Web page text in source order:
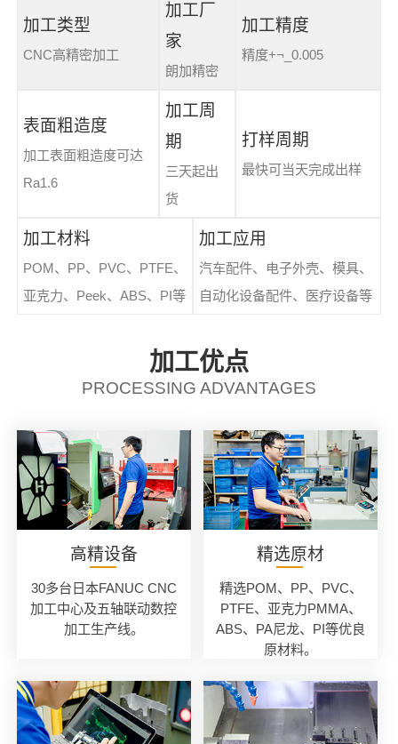
加工类型
CNC高精密加工
加工厂
家
朗加精密
加工精度
精度+¬_0.005
表面粗造度
加工表面粗造度可达
Ra1.6
加工周
期
三天起出
货
打样周期
最快可当天完成出样
加工材料
POM、PP、PVC、PTFE、
亚克力、Peek、ABS、PI等
加工应用
汽车配件、电子外壳、模具、
自动化设备配件、医疗设备等
加工优点
PROCESSING ADVANTAGES
高精设备
30多台日本FANUC CNC
加工中心及五轴联动数控
加工生产线。
精选原材
精选POM、PP、PVC、
PTFE、亚克力PMMA、
ABS、PA尼龙、PI等优良
原材料。